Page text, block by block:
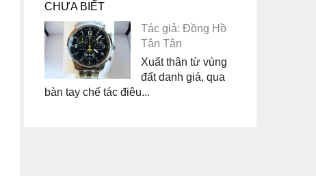
CHƯA BIẾT
Tác giả: Đồng Hồ
Tân Tân
Xuất thân từ vùng
đất danh giá, qua
bàn tay chế tác điêu...